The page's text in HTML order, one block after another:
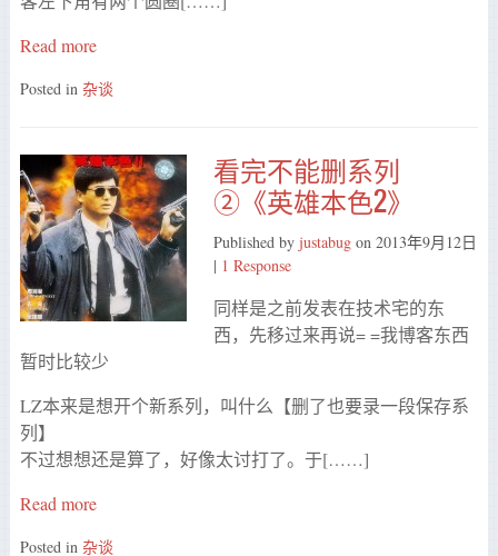
Read more
Posted in 杂谈
看完不能删系列
②《英雄本色2》
Published by justabugon 2013年9月12日
| 1 Response
同样是之前发表在技术宅的东
西，先移过来再说= =我博客东西
暂时比较少
LZ本来是想开个新系列，叫什么【删了也要录一段保存系
列】
不过想想还是算了，好像太讨打了。于[……]
Read more
Posted in 杂谈